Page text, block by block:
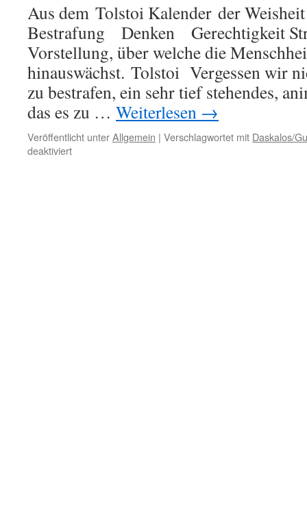
Aus dem Tolstoi Kalender der
Bestrafung Denken Gerechtigkeit
Vorstellung, über welche die
hinauswächst. Tolstoi Vergessen wir
zu bestrafen, ein sehr tief stehendes,
das es zu … Weiterlesen →
Veröffentlicht unterAllgemein | Verschlagwortet mit Daskalos/
deaktiviertfür